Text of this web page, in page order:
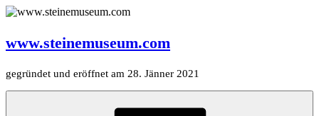
Zum
www.steinemuseum.com
gegründet und eröffnet am 28. Jänner 2021